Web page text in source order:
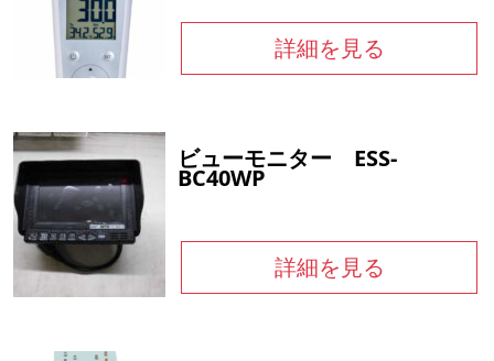
詳細を見る
ビューモニター ESS-
BC40WP
詳細を見る